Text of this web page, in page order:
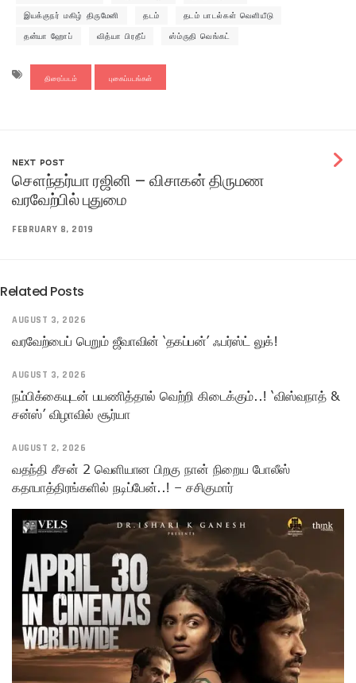
இயக்குநர் மகிழ் திருமேனி தடம் தடம் பாடல்கள் வெளியீடு
தன்யா ஹோப் வித்யா பிரதீப் ஸ்ம்ருதி வெங்கட்
திரைப்படம் புகைப்படங்கள்
NEXT POST
சௌந்தர்யா ரஜினி – விசாகன் திருமண
வரவேற்பில் புதுமை
FEBRUARY 8, 2019
Related Posts
AUGUST 3, 2026
வரவேற்பைப் பெறும் ஜீவாவின் ‘தகப்பன்’ ஃபர்ஸ்ட் லுக்!
AUGUST 3, 2026
நம்பிக்கையுடன் பயணித்தால் வெற்றி கிடைக்கும்..! ‘விஸ்வநாத் &
சன்ஸ்’ விழாவில் சூர்யா
AUGUST 2, 2026
வதந்தி சீசன் 2 வெளியான பிறகு நான் நிறைய போலீஸ்
கதாபாத்திரங்களில் நடிப்பேன்..! – சசிகுமார்